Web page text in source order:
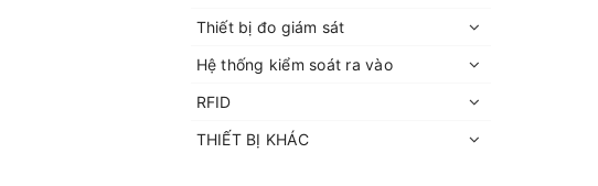
Thiết bị đo giám sát
Hệ thống kiểm soát ra vào
RFID
THIẾT BỊ KHÁC